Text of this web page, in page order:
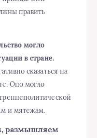
править
могло
в стране.
сказаться на
Оно могло
и мятежам.
размышляем